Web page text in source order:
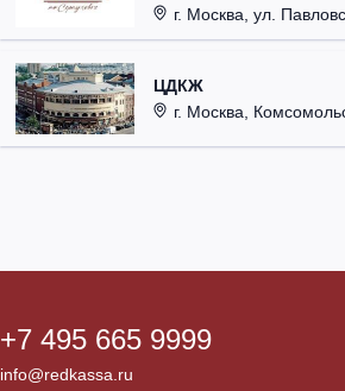
г. Москва, ул.
ЦДКЖ
г. Москва,
+7 495 665 9999
info@redkassa.ru